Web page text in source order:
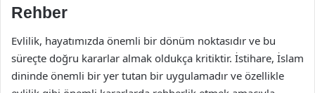
Rehber
Evlilik, hayatımızda önemli bir dönüm noktasıdır ve bu
süreçte doğru kararlar almak oldukça kritiktir. İstihare, İslam
dininde önemli bir yer tutan bir uygulamadır ve özellikle